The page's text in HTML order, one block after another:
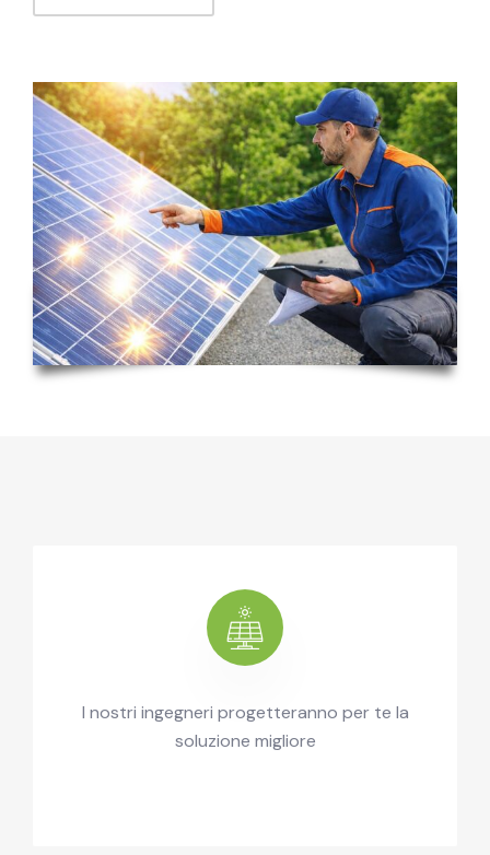
Lunga Esperienza
10 Anni
I nostri ingegneri progetteranno per te la
soluzione migliore